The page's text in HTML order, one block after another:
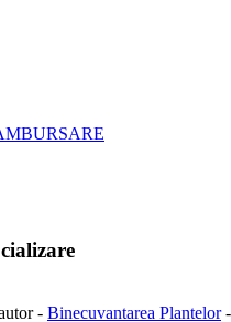
- Binecuvantarea Plantelor-